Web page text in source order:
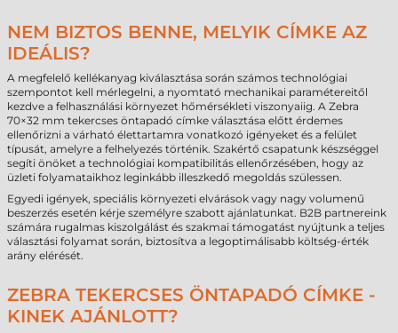
NEM BIZTOS BENNE, MELYIK CÍMKE AZ
IDEÁLIS?
A megfelelő kellékanyag kiválasztása során számos technológiai
szempontot kell mérlegelni, a nyomtató mechanikai paramétereitől
kezdve a felhasználási környezet hőmérsékleti viszonyaiig. A Zebra
70×32 mm tekercses öntapadó címke választása előtt érdemes
ellenőrizni a várható élettartamra vonatkozó igényeket és a felület
típusát, amelyre a felhelyezés történik. Szakértő csapatunk készséggel
segíti önöket a technológiai kompatibilitás ellenőrzésében, hogy az
üzleti folyamataikhoz leginkább illeszkedő megoldás szülessen.
Egyedi igények, speciális környezeti elvárások vagy nagy volumenű
beszerzés esetén kérje személyre szabott ajánlatunkat. B2B partnereink
számára rugalmas kiszolgálást és szakmai támogatást nyújtunk a teljes
választási folyamat során, biztosítva a legoptimálisabb költség-érték
arány elérését.
ZEBRA TEKERCSES ÖNTAPADÓ CÍMKE -
KINEK AJÁNLOTT?